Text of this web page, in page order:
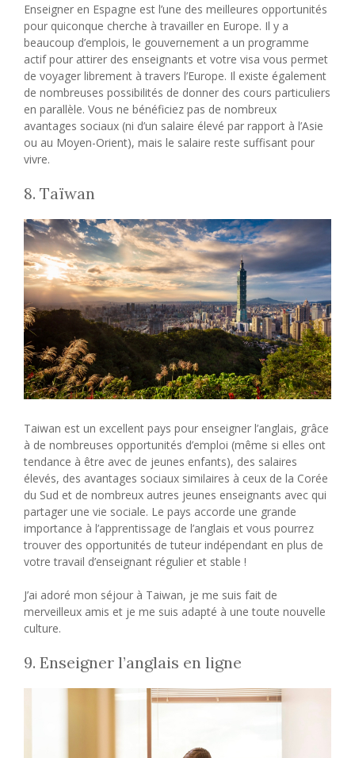
Enseigner en Espagne est l’une des meilleures opportunités
pour quiconque cherche à travailler en Europe. Il y a
beaucoup d’emplois, le gouvernement a un programme
actif pour attirer des enseignants et votre visa vous permet
de voyager librement à travers l’Europe. Il existe également
de nombreuses possibilités de donner des cours particuliers
en parallèle. Vous ne bénéficiez pas de nombreux
avantages sociaux (ni d’un salaire élevé par rapport à l’Asie
ou au Moyen-Orient), mais le salaire reste suffisant pour
vivre.
8. Taïwan
Taiwan est un excellent pays pour enseigner l’anglais, grâce
à de nombreuses opportunités d’emploi (même si elles ont
tendance à être avec de jeunes enfants), des salaires
élevés, des avantages sociaux similaires à ceux de la Corée
du Sud et de nombreux autres jeunes enseignants avec qui
partager une vie sociale. Le pays accorde une grande
importance à l’apprentissage de l’anglais et vous pourrez
trouver des opportunités de tuteur indépendant en plus de
votre travail d’enseignant régulier et stable !
J’ai adoré mon séjour à Taiwan, je me suis fait de
merveilleux amis et je me suis adapté à une toute nouvelle
culture.
9. Enseigner l’anglais en ligne